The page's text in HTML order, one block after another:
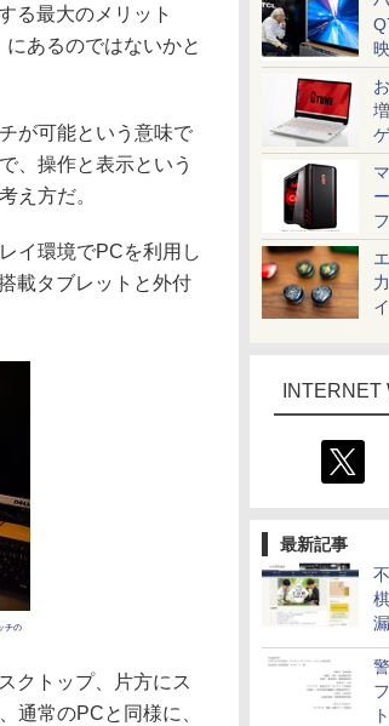
INTERNET
最新記事
る最大のメリット
あるのではないかと
が可能という意味で
、操作と表示という
え方だ。
イ環境でPCを利用し
載タブレットと外付
チの
クトップ、片方にス
通常のPCと同様に、